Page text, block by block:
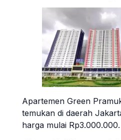
Apartemen Green
temukan di daerah
harga mulai Rp3.000.000.